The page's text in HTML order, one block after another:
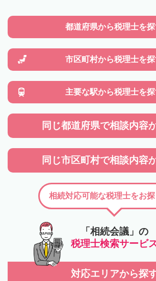
都道府県から税理士を
市区町村から税理士を
主要な駅から税理士を
同じ都道府県で相談内容
同じ市区町村で相談内容
「相続会議」の
税理士検索サービ
相続対応可能な税理士をお探
対応エリアから探